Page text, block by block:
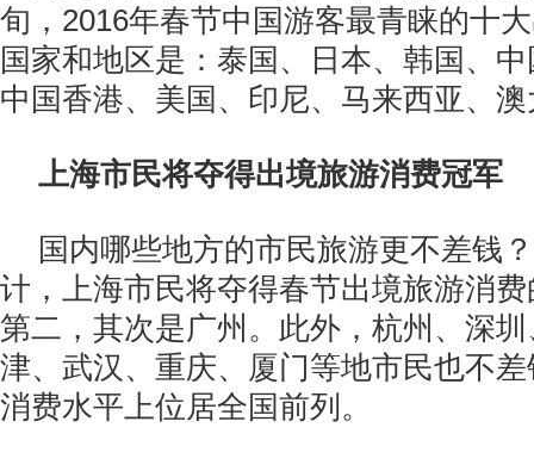
旬，2016年春节中国游客最青睐的十
国家和地区是：泰国、日本、韩国、
中国香港、美国、印尼、马来西亚、
上海市民将夺得出境旅游消费冠军
国内哪些地方的市民旅游更不差钱
计，上海市民将夺得春节出境旅游消
第二，其次是广州。此外，杭州、深
津、武汉、重庆、厦门等地市民也不
消费水平上位居全国前列。